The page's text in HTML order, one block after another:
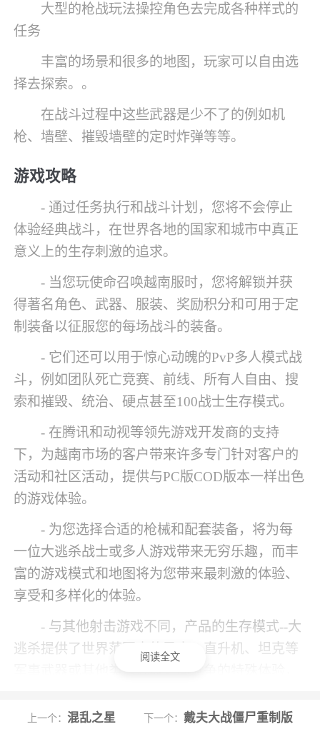
大型的枪战玩法操控角色去完成各种样式的
任务
丰富的场景和很多的地图，玩家可以自由选
择去探索。。
在战斗过程中这些武器是少不了的例如机
枪、墙壁、摧毁墙壁的定时炸弹等等。
游戏攻略
- 通过任务执行和战斗计划，您将不会停止
体验经典战斗，在世界各地的国家和城市中真正
意义上的生存刺激的追求。
- 当您玩使命召唤越南服时，您将解锁并获
得著名角色、武器、服装、奖励积分和可用于定
制装备以征服您的每场战斗的装备。
- 它们还可以用于惊心动魄的PvP多人模式战
斗，例如团队死亡竞赛、前线、所有人自由、搜
索和摧毁、统治、硬点甚至100战士生存模式。
- 在腾讯和动视等领先游戏开发商的支持
下，为越南市场的客户带来许多专门针对客户的
活动和社区活动，提供与PC版COD版本一样出色
的游戏体验。
- 为您选择合适的枪械和配套装备，将为每
一位大逃杀战士或多人游戏带来无穷乐趣，而丰
富的游戏模式和地图将为您带来最刺激的体验、
享受和多样化的体验。
- 与其他射击游戏不同，产品的生存模式--大
逃杀提供了世界范围内的勇士、直升机、坦克等
个的旅行。在每场战争中成为真正的“射击求生”
阅读全文
上一个：混乱之星 下一个： 戴夫大战僵尸重制版